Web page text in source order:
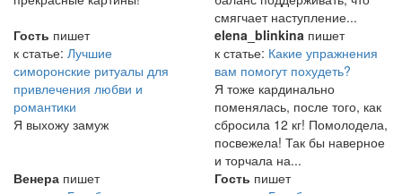
смягчает наступление...
Гость пишет
к статье: Лучшие
симоронские ритуалы для
привлечения любви и
романтики
Я выхожу замуж
elena_blinkina пишет
к статье: Какие упражнения
вам помогут похудеть?
Я тоже кардинально
поменялась, после того, как
сбросила 12 кг! Помолодела,
посвежела! Так бы наверное
и торчала на...
Венера пишет
Гость пишет